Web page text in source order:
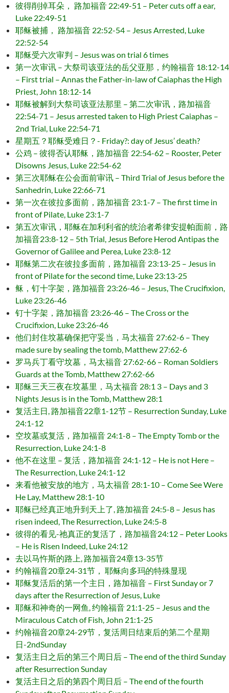
彼得削掉耳朵， 路加福音 22:49-51 – Peter cuts off a ear,
Luke 22:49-51
耶稣被捕， 路加福音 22:52-54 – Jesus Arrested, Luke
22:52-54
耶稣受六次审判 – Jesus was on trial 6 times
第一次审讯 – 大祭司该亚法的岳父亚那，约翰福音 18:12-14
– First trial – Annas the Father-in-law of Caiaphas the High
Priest, John 18:12-14
耶稣被解到大祭司该亚法那里 – 第二次审讯，路加福音
22:54-71 – Jesus arrested taken to High Priest Caiaphas –
2nd Trial, Luke 22:54-71
星期五？耶稣受难日？- Friday?: day of Jesus’ death?
公鸡 – 彼得否认耶稣，路加福音 22:54-62 – Rooster, Peter
Disowns Jesus, Luke 22:54-62
第三次耶稣在公会面前审讯 – Third Trial of Jesus before the
Sanhedrin, Luke 22:66-71
第一次在彼拉多面前，路加福音 23:1-7 – The first time in
front of Pilate, Luke 23:1-7
第五次审讯，耶稣在加利利省的统治者希律安提帕面前，路
加福音23:8-12 – 5th Trial, Jesus Before Herod Antipas the
Governor of Galilee and Perea, Luke 23:8-12
耶稣第二次在彼拉多面前，路加福音 23:13-25 – Jesus in
front of Pilate for the second time, Luke 23:13-25
稣，钉十字架，路加福音 23:26-46 – Jesus, The Crucifixion,
Luke 23:26-46
钉十字架，路加福音 23:26-46 – The Cross or the
Crucifixion, Luke 23:26-46
他们封住坟墓确保把守妥当，马太福音 27:62-6 – They
made sure by sealing the tomb, Matthew 27:62-6
罗马兵丁看守坟墓，马太福音 27:62-66 – Roman Soldiers
Guards at the Tomb, Matthew 27:62-66
耶稣三天三夜在坟墓里，马太福音 28:1 3 – Days and 3
Nights Jesus is in the Tomb, Matthew 28:1
复活主日, 路加福音22章1-12节 – Resurrection Sunday, Luke
24:1-12
空坟墓或复活，路加福音 24:1-8 – The Empty Tomb or the
Resurrection, Luke 24:1-8
他不在这里 – 复活，路加福音 24:1-12 – He is not Here –
The Resurrection, Luke 24:1-12
来看他被安放的地方，马太福音 28:1-10 – Come See Were
He Lay, Matthew 28:1-10
耶稣已经真正地升到天上了, 路加福音 24:5-8 – Jesus has
risen indeed, The Resurrection, Luke 24:5-8
彼得的看见-祂真正的复活了，路加福音24:12 – Peter Looks
– He is Risen Indeed, Luke 24:12
去以马忤斯的路上, 路加福音24章13-35节
约翰福音20章24-31节， 耶稣向多玛的特殊显现
耶稣复活后的第一个主日，路加福音 – First Sunday or 7
days after the Resurrection of Jesus, Luke
耶稣和神奇的一网鱼, 约翰福音 21:1-25 – Jesus and the
Miraculous Catch of Fish, John 21:1-25
约翰福音20章24-29节，复活周日结束后的第二个星期
日-2ndSunday
复活主日之后的第三个周日后 – The end of the third Sunday
after Resurrection Sunday
复活主日之后的第四个周日后 – The end of the fourth